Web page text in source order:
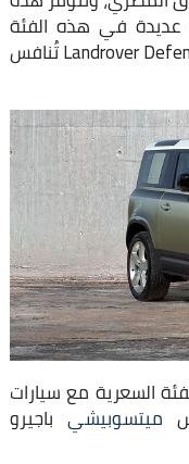
عديدة في هذه الفئة
السعرية بسبعة مقاعد لذلك نجد أن Landrover Defender تُنافس
السعرية مع سيارات
ميتسوبيشي باجيرو